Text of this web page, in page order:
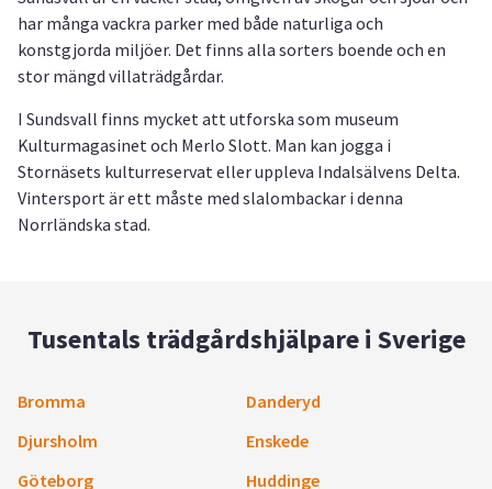
har många vackra parker med både naturliga och
konstgjorda miljöer. Det finns alla sorters boende och en
stor mängd villaträdgårdar.
I Sundsvall finns mycket att utforska som museum
Kulturmagasinet och Merlo Slott. Man kan jogga i
Stornäsets kulturreservat eller uppleva Indalsälvens Delta.
Vintersport är ett måste med slalombackar i denna
Norrländska stad.
Tusentals trädgårdshjälpare i Sverige
Bromma
Danderyd
Djursholm
Enskede
Göteborg
Huddinge